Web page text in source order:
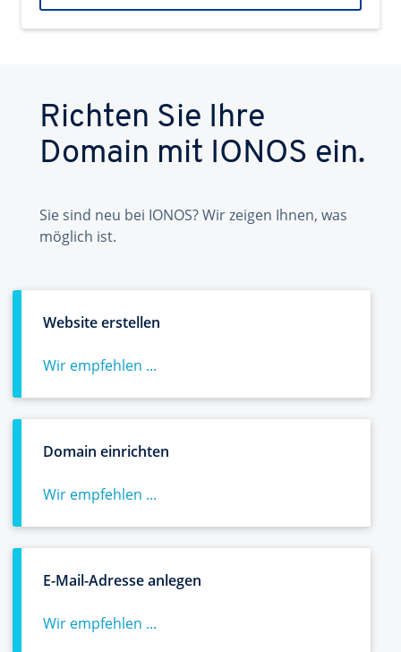
Richten Sie Ihre
Domain mit IONOS ein.
Sie sind neu bei IONOS? Wir zeigen Ihnen, was
möglich ist.
Website erstellen
Wir empfehlen ...
Domain einrichten
Wir empfehlen ...
E-Mail-Adresse anlegen
Wir empfehlen ...